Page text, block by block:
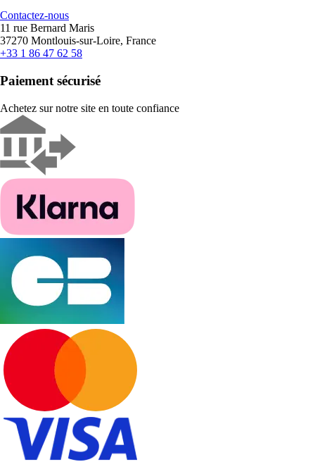
Contactez-nous
11 rue Bernard Maris
37270 Montlouis-sur-Loire, France
+33 1 86 47 62 58
Paiement sécurisé
Achetez sur notre site en toute confiance